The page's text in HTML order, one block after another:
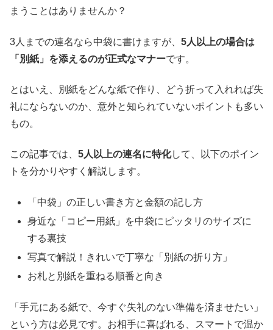
まうことはありませんか？
3人までの連名なら中袋に書けますが、 5人以上の場合は
「別紙」を添えるのが正式なマナーです。
とはいえ、別紙をどんな紙で作り、どう折って入れれば失
礼にならないのか、意外と知られていないポイントも多い
もの。
この記事では、 5人以上の連名に特化して、以下のポイン
トを分かりやすく解説します。
「中袋」の正しい書き方と金額の記し方
身近な「コピー用紙」を中袋にピッタリのサイズに
する裏技
写真で解説！きれいで丁寧な「別紙の折り方」
お札と別紙を重ねる順番と向き
「手元にある紙で、今すぐ失礼のない準備を済ませたい」
という方は必見です。お相手に喜ばれる、スマートで温か